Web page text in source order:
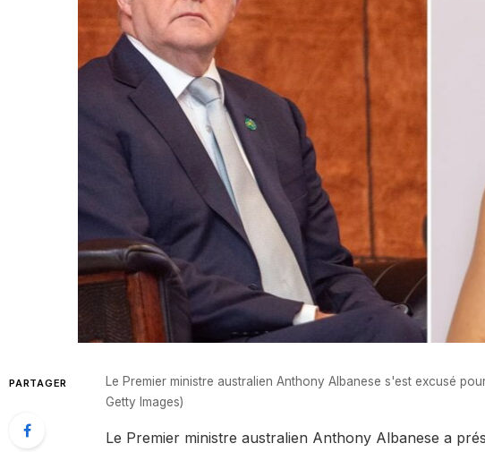
PARTAGER
Le Premier ministre australien Anthony Albanese s'est excusé
Getty Images)
Le Premier ministre australien Anthony Albanese a